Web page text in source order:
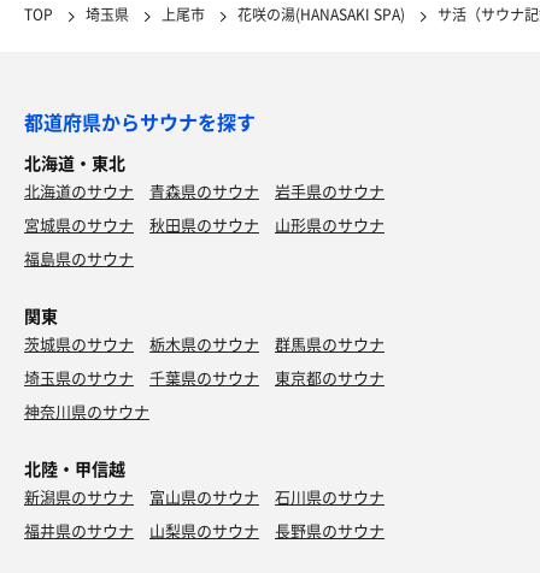
TOP 埼玉県 上尾市 花咲の湯(HANASAKI SPA) サ活（サウナ
都道府県からサウナを探す
北海道・東北
北海道のサウナ 青森県のサウナ
岩手県のサウナ
宮城県のサウナ
秋田県のサウナ
山形県のサウナ
福島県のサウナ
関東
茨城県のサウナ 栃木県のサウナ
群馬県のサウナ
埼玉県のサウナ
千葉県のサウナ
東京都のサウナ
神奈川県のサウナ
北陸・甲信越
新潟県のサウナ 富山県のサウナ
石川県のサウナ
福井県のサウナ
山梨県のサウナ 長野県のサウナ